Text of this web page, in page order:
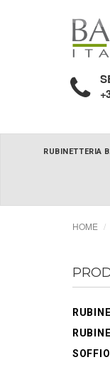
RUBINETTERIA
HOME